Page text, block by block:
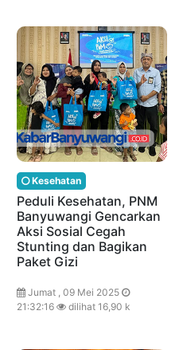
Kesehatan
Peduli Kesehatan, PNM
Banyuwangi Gencarkan
Aksi Sosial Cegah
Stunting dan Bagikan
Paket Gizi
Jumat , 09 Mei 2025
21:32:16
dilihat 16,90 k